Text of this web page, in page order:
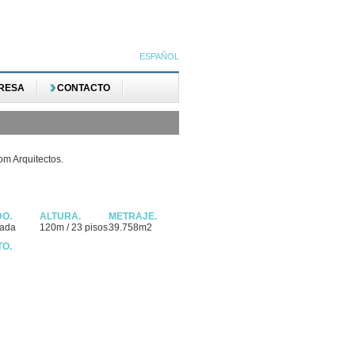
ESPAÑOL
CONTACTO
Arquitectos.
ALTURA.
METRAJE.
120m / 23 pisos39.758m2